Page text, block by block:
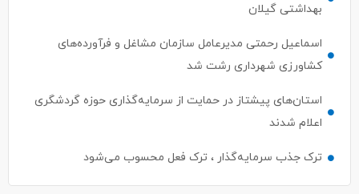
بهداشتی گیلان
اسماعیل رحمتی مدیرعامل سازمان مشاغل و فرآورده‌های
کشاورزی شهرداری رشت شد
استان‌های پیشتاز در حمایت از سرمایه‌گذاری حوزه گردشگری
اعلام شدند
ترک جذب سرمایه‌گذار ، ترک فعل محسوب می‌شود